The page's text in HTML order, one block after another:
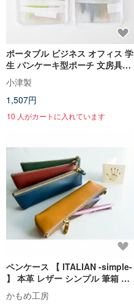
ポータブル ビジネス オフィス 学
生 パンケーキ型ポーチ 文房具ケ
ース 手帳 証明書 メッシュ 透明
収納 ペンケース
小津製
1,507円
10 人がカートに入れています
ペンケース 【 ITALIAN -simple-
】 本革 レザー シンプル 筆箱 コ
ンパクト 父の日 GH02K
かもめ工房